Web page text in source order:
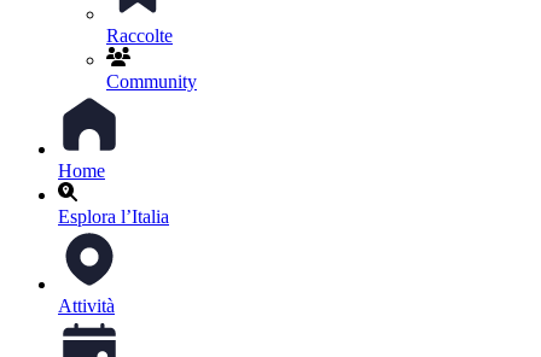
Raccolte
Community
Home
Esplora l’Italia
Attività